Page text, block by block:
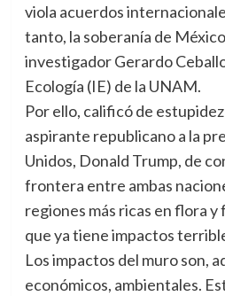
viola acuerdos
tanto, la soberanía de
investigador Gerardo
Ecología (IE) de la UNAM.
Por ello, calificó de
aspirante republicano a la
Unidos, Donald Trump, de
frontera entre ambas
regiones más ricas en flora
que ya tiene impactos
Los impactos del muro son,
económicos, ambientales.